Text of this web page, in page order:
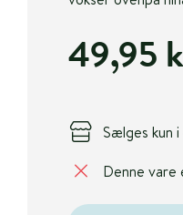
49,95
Sælges kun
Denne vare